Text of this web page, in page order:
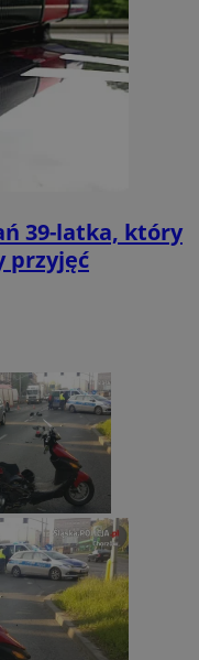
39-latka, który
przyjęć